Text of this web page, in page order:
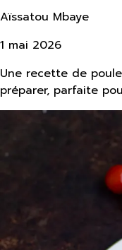
Aïssatou Mbaye
1 mai 2026
Une recette de
préparer, parfaite